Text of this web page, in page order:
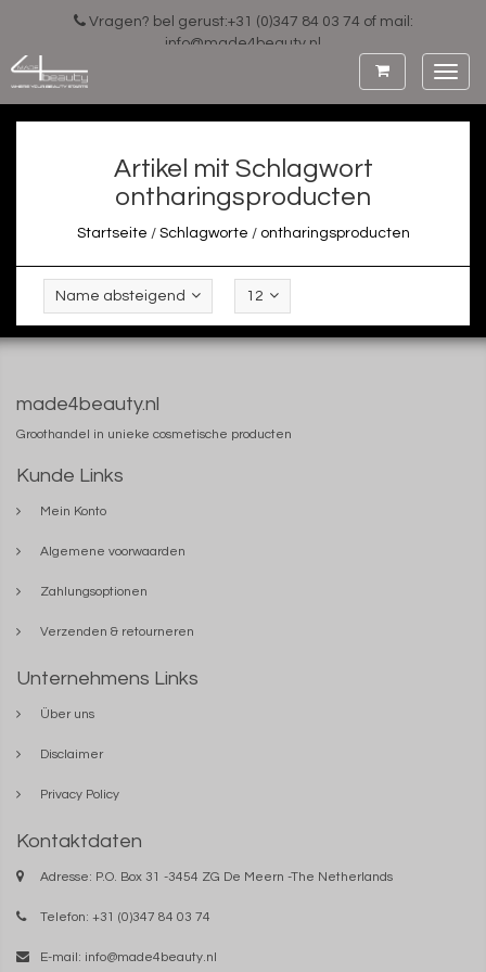
Vragen? bel gerust:+31 (0)347 84 03 74 of mail:
info@made4beauty.nl
Artikel mit Schlagwort
ontharingsproducten
Startseite / Schlagworte / ontharingsproducten
Name absteigend 12
made4beauty.nl
Groothandel in unieke cosmetische producten
Kunde Links
Mein Konto
Algemene voorwaarden
Zahlungsoptionen
Verzenden & retourneren
Unternehmens Links
Über uns
Disclaimer
Privacy Policy
Kontaktdaten
Adresse: P.O. Box 31 -3454 ZG De Meern -The Netherlands
Telefon: +31 (0)347 84 03 74
E-mail: info@made4beauty.nl